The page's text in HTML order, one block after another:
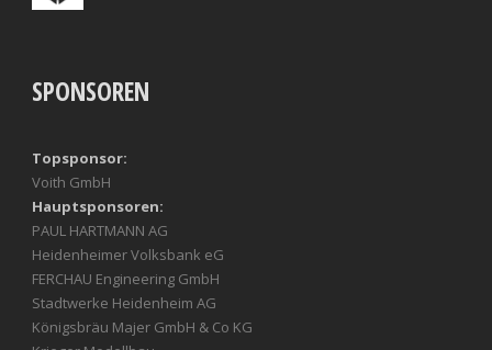
SPONSOREN
Topsponsor:
Voith GmbH
Hauptsponsoren:
PAUL HARTMANN AG
Heidenheimer Volksbank eG
FERCHAU Engineering GmbH
Stadtwerke Heidenheim AG
Königsbräu Majer GmbH & Co KG